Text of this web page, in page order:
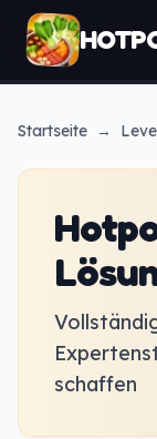
Startseite →
schaffen